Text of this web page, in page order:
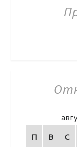
П
В С